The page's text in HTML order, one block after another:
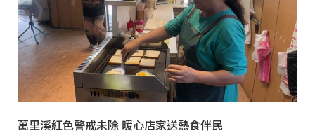
萬里溪紅色警戒未除 暖心店家送熱食伴民